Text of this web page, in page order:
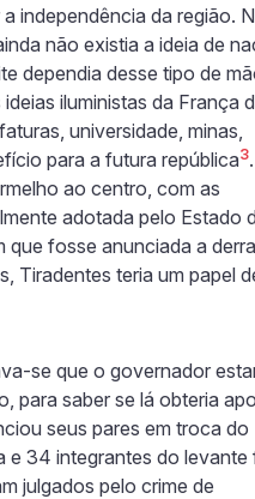
independência da região.
não existia a ideia de
dependia desse tipo de
iluministas da França
universidade, minas,
para a futura república3
ao centro, com as
adotada pelo Estado
que fosse anunciada a
Tiradentes teria um papel
se que o governador
para saber se lá obteria
seus pares em troca do
e 34 integrantes do levante
julgados pelo crime de